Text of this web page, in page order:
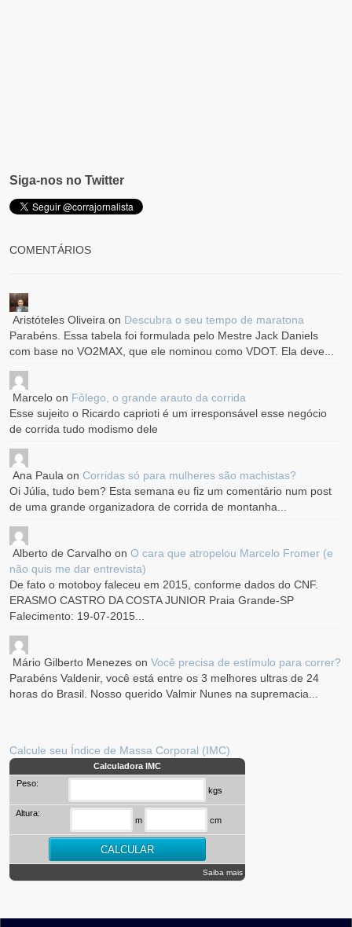
Siga-nos no Twitter
COMENTÁRIOS
Aristóteles Oliveira on Descubra o seu tempo de maratona
Parabéns. Essa tabela foi formulada pelo Mestre Jack Daniels
com base no VO2MAX, que ele nominou como VDOT. Ela deve...
Marcelo on Fôlego, o grande arauto da corrida
Esse sujeito o Ricardo caprioti é um irresponsável esse negócio
de corrida tudo modismo dele
Ana Paula onCorridas só para mulheres são machistas?
Oi Júlia, tudo bem? Esta semana eu fiz um comentário num post
de uma grande organizadora de corrida de montanha...
Alberto de Carvalho onO cara que atropelou Marcelo Fromer (e
não quis me dar entrevista)
De fato o motoboy faleceu em 2015, conforme dados do CNF.
ERASMO CASTRO DA COSTA JUNIOR Praia Grande-SP
Falecimento: 19-07-2015...
Mário Gilberto Menezes onVocê precisa de estímulo para correr?
Parabéns Valdenir, você está entre os 3 melhores ultras de 24
horas do Brasil. Nosso querido Valmir Nunes na supremacia...
Calcule seu Índice de Massa Corporal (IMC)
Calculadora IMC
Peso:
kgs
Altura:
m cm
Saiba mais